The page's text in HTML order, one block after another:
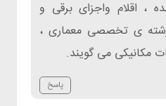
، اقلام واجزای برقی و
ی تخصصی معماری ،
مكانیكی می گویند.
پاسخ